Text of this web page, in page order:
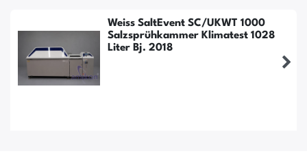
Weiss SaltEvent SC/UKWT 1000
Salzsprühkammer Klimatest 1028
Liter Bj. 2018